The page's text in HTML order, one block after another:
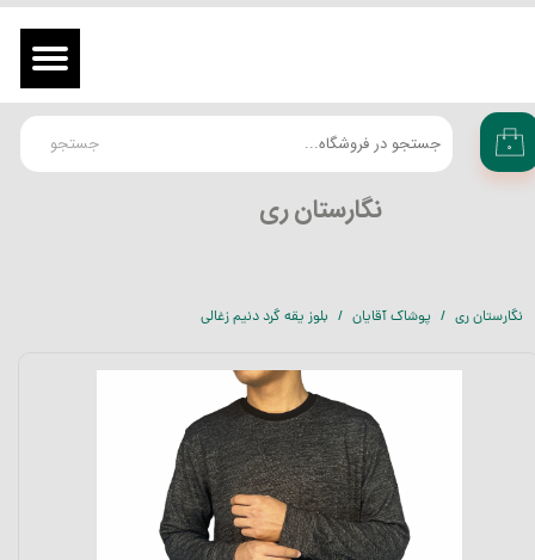
​نگارستان ری
جستجو ۰
تغییر گذر واژه
سفارشات
خروج از حساب کاربری
نگارستان ری پوشاک آقایان بلوز یقه گرد دنیم زغالی